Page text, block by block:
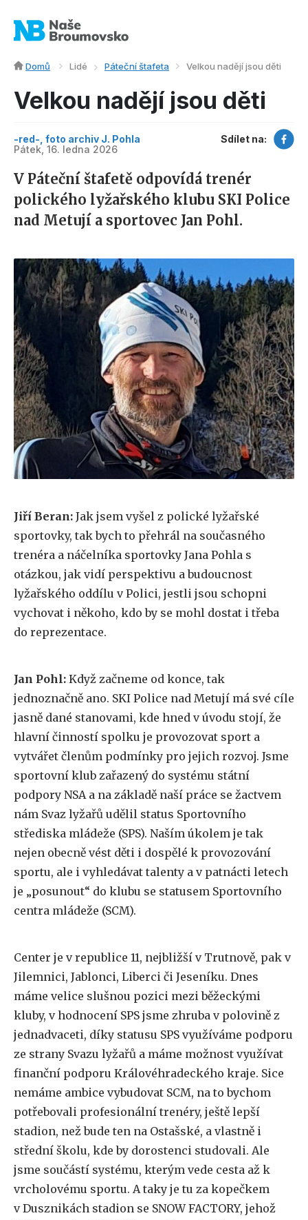
Domů Lidé Páteční štafeta Velkou nadějí jsou děti
Velkou nadějí jsou děti
-red-, foto archiv J. Pohla
Pátek, 16. ledna 2026
Sdílet na:
V Páteční štafetě odpovídá trenér
polického lyžařského klubu SKI Police
nad Metují a sportovec Jan Pohl.
Jiří Beran: Jak jsem vyšel z polické lyžařské
sportovky, tak bych to přehrál na současného
trenéra a náčelníka sportovky Jana Pohla s
otázkou, jak vidí perspektivu a budoucnost
lyžařského oddílu v Polici, jestli jsou schopni
vychovat i někoho, kdo by se mohl dostat i třeba
do reprezentace.
Jan Pohl: Když začneme od konce, tak
jednoznačně ano. SKI Police nad Metují má své cíle
jasně dané stanovami, kde hned v úvodu stojí, že
hlavní činností spolku je provozovat sport a
vytvářet členům podmínky pro jejich rozvoj. Jsme
sportovní klub zařazený do systému státní
podpory NSA a na základě naší práce se žactvem
nám Svaz lyžařů udělil status Sportovního
střediska mládeže (SPS). Naším úkolem je tak
nejen obecně vést děti i dospělé k provozování
sportu, ale i vyhledávat talenty a v patnácti letech
je „posunout“ do klubu se statusem Sportovního
centra mládeže (SCM).
Center je v republice 11, nejbližší v Trutnově, pak v
Jilemnici, Jablonci, Liberci či Jeseníku. Dnes
máme velice slušnou pozici mezi běžeckými
kluby, v hodnocení SPS jsme zhruba v polovině z
jednadvaceti, díky statusu SPS využíváme podporu
ze strany Svazu lyžařů a máme možnost využívat
finanční podporu Královéhradeckého kraje. Sice
nemáme ambice vybudovat SCM, na to bychom
potřebovali profesionální trenéry, ještě lepší
stadion, než bude ten na Ostašské, a vlastně i
střední školu, kde by dorostenci studovali. Ale
jsme součástí systému, kterým vede cesta až k
vrcholovému sportu. A taky je tu za kopečkem
v Dusznikách stadion se SNOW FACTORY, jehož